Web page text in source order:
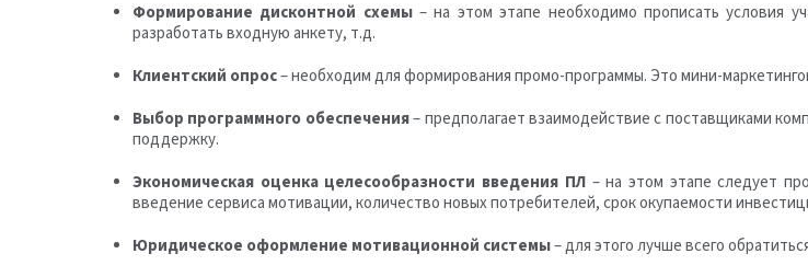
Формирование дисконтной схемы– на этом этапе необходимо прописать условия
разработать входную анкету, т.д.
Клиентский опрос– необходим для формирования промо-программы. Это мини-
Выбор программного обеспечения– предполагает взаимодействие с поставщиками
поддержку.
Экономическая оценка целесообразности введения ПЛ– на этом этапе следует
введение сервиса мотивации, количество новых потребителей, срок окупаемости
Юридическое оформление мотивационной системы– для этого лучше всего